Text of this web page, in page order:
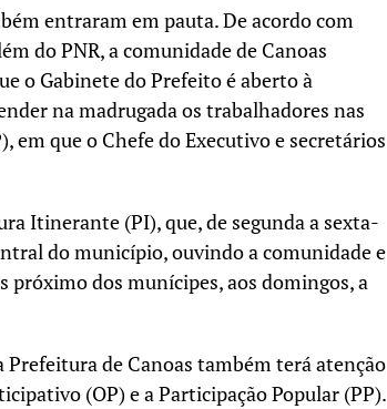
entraram em pauta. De acordo com
do PNR, a comunidade de Canoas
o Gabinete do Prefeito é aberto à
na madrugada os trabalhadores nas
em que o Chefe do Executivo e secretários
Itinerante (PI), que, de segunda a sexta-
do município, ouvindo a comunidade e
próximo dos munícipes, aos domingos, a
de Canoas também terá atenção
(OP) e a Participação Popular (PP).